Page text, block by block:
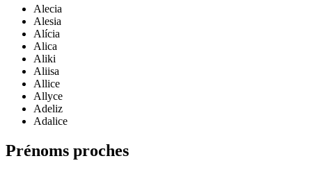
Alecia
Alesia
Alícia
Alica
Aliki
Aliisa
Allice
Allyce
Adeliz
Adalice
Prénoms proches